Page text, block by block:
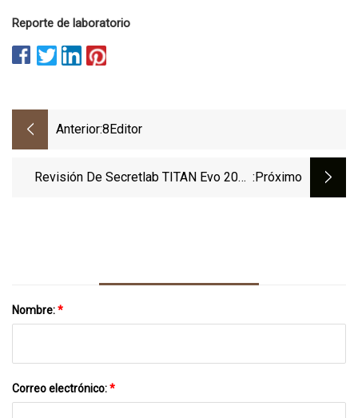
Reporte de laboratorio
Anterior:8Editor
Revisión De Secretlab TITAN Evo 2022 :próximo
Nombre:*
Correo electrónico:*